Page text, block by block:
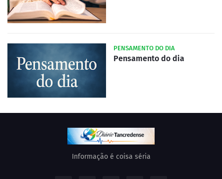
PENSAMENTO DO DIA
Pensamento do dia
Informação é coisa séria